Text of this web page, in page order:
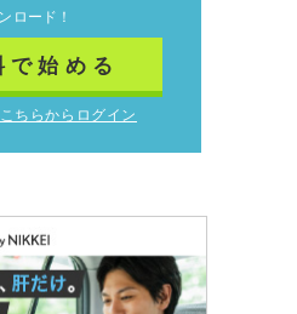
ロード！
で始める
ちらからログイン